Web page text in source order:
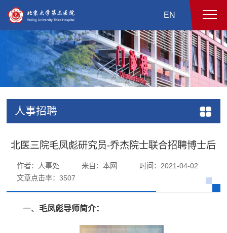
EN
人事招聘
北医三院毛凤彪研究员-乔杰院士联合招聘博士后
作者：人事处 来自：本网
时间：2021-04-02
文章点击率：3507
一、 毛凤彪导师简介：